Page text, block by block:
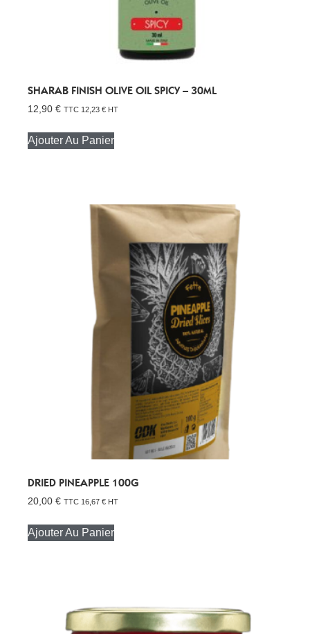
SHARAB FINISH OLIVE OIL SPICY – 30ML
12,90 € TTC 12,23 € HT
Ajouter Au Panier
DRIED PINEAPPLE 100G
20,00 € TTC 16,67 € HT
Ajouter Au Panier